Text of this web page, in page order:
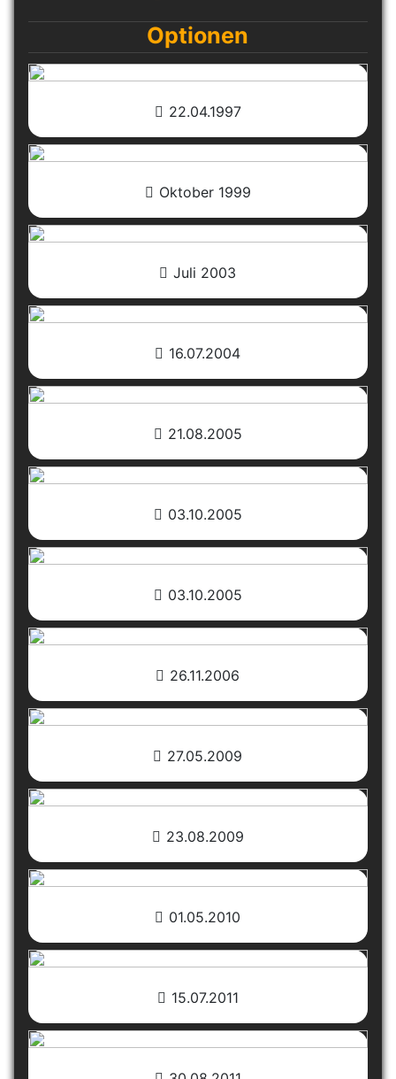
Optionen
22.04.1997
Oktober 1999
Juli 2003
16.07.2004
21.08.2005
03.10.2005
03.10.2005
26.11.2006
27.05.2009
23.08.2009
01.05.2010
15.07.2011